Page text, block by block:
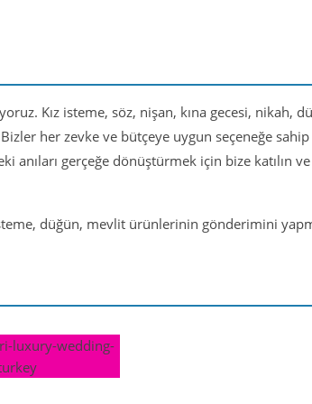
Kız isteme, söz, nişan, kına gecesi, nikah,
her zevke ve bütçeye uygun seçeneğe
anıları gerçeğe dönüştürmek için bize katılın
düğün, mevlit ürünlerinin gönderimini